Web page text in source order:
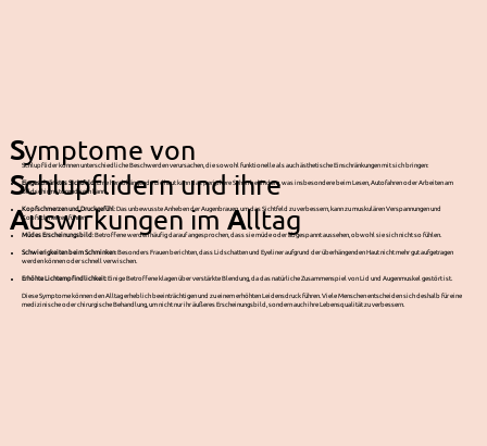
Symptome von
Schlupflidern und ihre
Auswirkungen imAlltag
Schlupflider können unterschiedliche Beschwerden verursachen, die sowohl funktionelle als auch ästhetische Einschränkungen mit sich bringen:
Eingeschränktes Sichtfeld : Eine herabhängende Lidhaut kann das periphere Sehen behindern, was insbesondere beim Lesen, Autofahren oder Arbeiten am
Bildschirm störend sein kann.
Kopfschmerzen und Druckgefühl: Das unbewusste Anheben der Augenbrauen, um das Sichtfeld zu verbessern, kann zu muskulären Verspannungen und
Kopfschmerzen führen.
Müdes Erscheinungsbild: Betroffene werden häufig darauf angesprochen, dass sie müde oder abgespannt aussehen, obwohl sie sich nicht so fühlen.
Schwierigkeiten beim Schminken: Besonders Frauen berichten, dass Lidschatten und Eyeliner aufgrund der überhängenden Haut nicht mehr gut aufgetragen
werden können oder schnell verwischen.
Erhöhte Lichtempfindlichkeit: Einige Betroffene klagen über verstärkte Blendung, da das natürliche Zusammenspiel von Lid und Augenmuskel gestört ist.
Diese Symptome können den Alltag erheblich beeinträchtigen und zu einem erhöhten Leidensdruck führen. Viele Menschen entscheiden sich deshalb für eine
medizinische oder chirurgische Behandlung, um nicht nur ihr äußeres Erscheinungsbild, sondern auch ihre Lebensqualität zu verbessern.